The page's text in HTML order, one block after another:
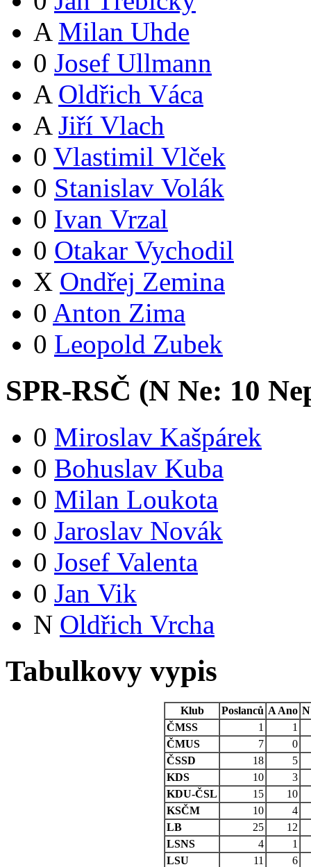
A Milan Uhde
0 Josef Ullmann
A Oldřich Váca
A Jiří Vlach
0 Vlastimil Vlček
0 Stanislav Volák
0 Ivan Vrzal
0 Otakar Vychodil
X Ondřej Zemina
0 Anton Zima
0 Leopold Zubek
SPR-RSČ (N Ne: 10
0 Miroslav Kašpárek
0 Bohuslav Kuba
0 Milan Loukota
0 Jaroslav Novák
0 Josef Valenta
0 Jan Vik
N Oldřich Vrcha
Tabulkovy vypis
Klub Poslanců A Ano N
ČMSS
1
1
ČMUS
7
0
ČSSD
18
5
KDS
10
3
KDU-ČSL
15
10
KSČM
10
4
LB
25
12
LSNS
4
1
LSU
11
6